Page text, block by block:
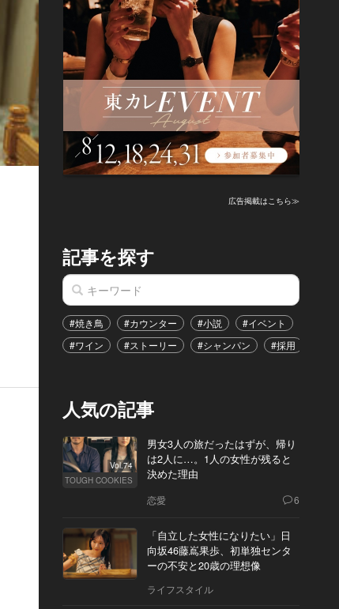
広告掲載はこちら≫
記事を探す
#焼き鳥 #カウンター #小説 #イベント
#ワイン
#ストーリー #シャンパン #採用
人気の記事
Vol.74
TOUGH COOKIES
男女3人の旅だったはずが、帰り
は2人に…。1人の女性が残ると
決めた理由
恋愛 6
「自立した女性になりたい」日
向坂46藤嶌果歩、初単独センタ
ーの不安と20歳の理想像
ライフスタイル